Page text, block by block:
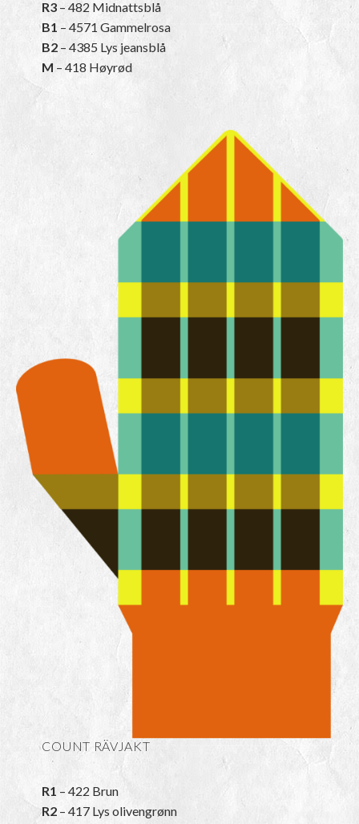
R3 – 482 Midnattsblå
B1 – 4571 Gammelrosa
B2 – 4385 Lys jeansblå
M – 418 Høyrød
COUNT RÄVJAKT
R1 – 422 Brun
R2 – 417 Lys olivengrønn